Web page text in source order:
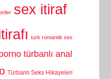
sex itiraf
turk romantik sex
türbanlı anal
Türbanlı Seks Hikayeleri